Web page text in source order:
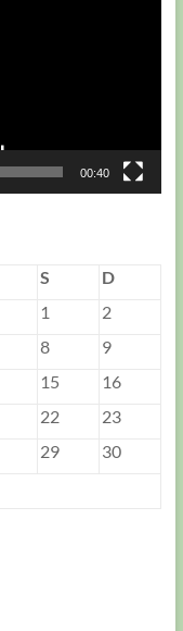
00:40
S
D
1
2
8
9
15
16
22
23
29
30